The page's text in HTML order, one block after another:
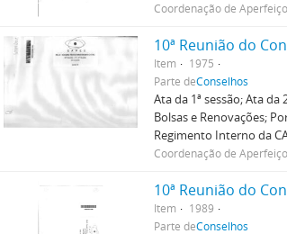
Coordenação de
10ª Reunião do
Item
1975
Parte deConselhos
Ata da 1ª sessão; Ata
Bolsas e Renovações;
Regimento Interno da
Coordenação de
10ª Reunião do
Item
1989
Parte deConselhos